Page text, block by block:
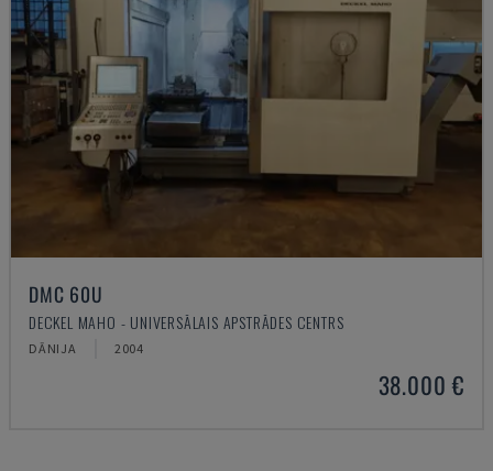
DMC 60U
DECKEL MAHO - UNIVERSĀLAIS APSTRĀDES CENTRS
DĀNIJA 2004
38.000 €